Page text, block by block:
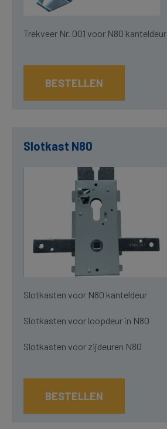
Trekveer Nr. 001 voor N80 kanteldeur
BESTELLEN
Slotkast N80
Slotkasten voor N80 kanteldeur
Slotkasten voor loopdeur in N80
Slotkasten voor zijdeuren N80
BESTELLEN